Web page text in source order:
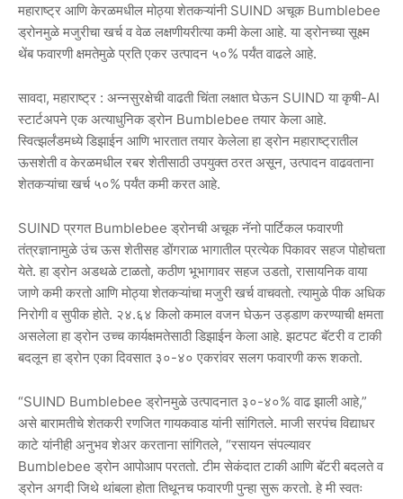
महाराष्ट्र आणि केरळमधील मोठ्या शेतकऱ्यांनी SUIND अचूक Bumblebee
ड्रोनमुळे मजुरीचा खर्च व वेळ लक्षणीयरीत्या कमी केला आहे. या ड्रोनच्या सूक्ष्म
थेंब फवारणी क्षमतेमुळे प्रति एकर उत्पादन ५०% पर्यंत वाढले आहे.
सावदा, महाराष्ट्र : अन्नसुरक्षेची वाढती चिंता लक्षात घेऊन SUIND या कृषी-AI
स्टार्टअपने एक अत्याधुनिक ड्रोन Bumblebee तयार केला आहे.
स्वित्झर्लंडमध्ये डिझाईन आणि भारतात तयार केलेला हा ड्रोन महाराष्ट्रातील
ऊसशेती व केरळमधील रबर शेतीसाठी उपयुक्त ठरत असून, उत्पादन वाढवताना
शेतकऱ्यांचा खर्च ५०% पर्यंत कमी करत आहे.
SUIND प्रगत Bumblebee ड्रोनची अचूक नॅनो पार्टिकल फवारणी
तंत्रज्ञानामुळे उंच ऊस शेतीसह डोंगराळ भागातील प्रत्येक पिकावर सहज पोहोचता
येते. हा ड्रोन अडथळे टाळतो, कठीण भूभागावर सहज उडतो, रासायनिक वाया
जाणे कमी करतो आणि मोठ्या शेतकऱ्यांचा मजुरी खर्च वाचवतो. त्यामुळे पीक अधिक
निरोगी व सुपीक होते. २४.६४ किलो कमाल वजन घेऊन उड्डाण करण्याची क्षमता
असलेला हा ड्रोन उच्च कार्यक्षमतेसाठी डिझाईन केला आहे. झटपट बॅटरी व टाकी
बदलून हा ड्रोन एका दिवसात ३०-४० एकरांवर सलग फवारणी करू शकतो.
“SUIND Bumblebee ड्रोनमुळे उत्पादनात ३०-४०% वाढ झाली आहे,”
असे बारामतीचे शेतकरी रणजित गायकवाड यांनी सांगितले. माजी सरपंच विद्याधर
काटे यांनीही अनुभव शेअर करताना सांगितले, “रसायन संपल्यावर
Bumblebee ड्रोन आपोआप परततो. टीम सेकंदात टाकी आणि बॅटरी बदलते व
ड्रोन अगदी जिथे थांबला होता तिथूनच फवारणी पुन्हा सुरू करतो. हे मी स्वतः